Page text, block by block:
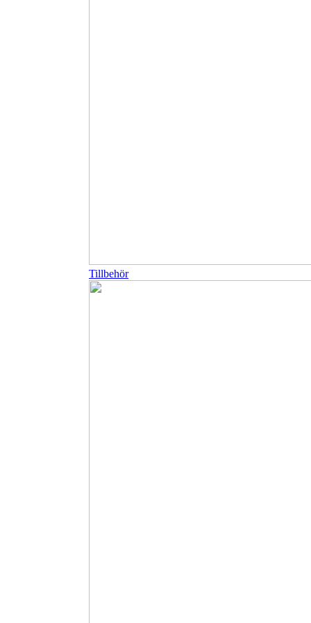
Tillbehör